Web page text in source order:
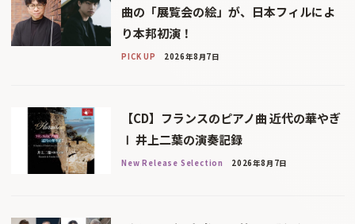
曲の「展覧会の絵」が、日本フィルによ
り本邦初演！
PICK UP 2026年8月7日
【CD】フランスのピアノ曲 近代の華やぎ
Ⅰ 井上二葉の演奏記録
New Release Selection 2026年8月7日